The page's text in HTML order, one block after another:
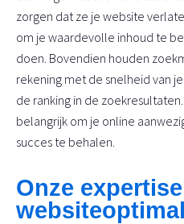
zorgen dat ze je website
om je waardevolle inhoud te
doen. Bovendien houden
rekening met de snelheid van
de ranking in de
belangrijk om je online
succes te behalen.
Onze